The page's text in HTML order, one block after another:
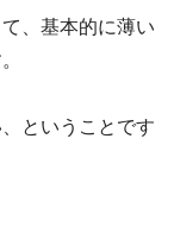
、基本的に薄い
ということです